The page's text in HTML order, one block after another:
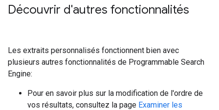
Découvrir d'autres fonctionnalités
Les extraits personnalisés fonctionnent bien avec
plusieurs autres fonctionnalités de Programmable Search
Engine:
Pour en savoir plus sur la modification de l'ordre de
vos résultats, consultez la page Examiner les